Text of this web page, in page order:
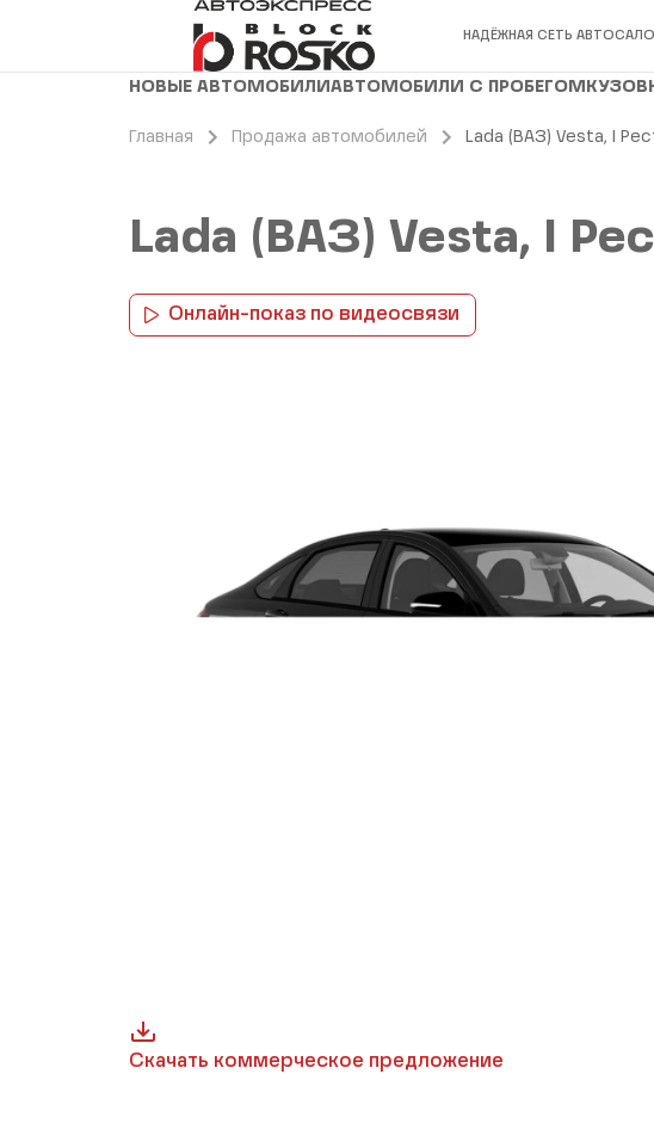
НАДЁЖНАЯ СЕТЬ
НОВЫЕ АВТОМОБИЛИ АВТОМОБИЛИ С ПРОБЕГОМ
Главная Продажа автомобилей Lada (ВАЗ) Vesta, I
Lada (ВАЗ) Vesta, I
Онлайн-показ по видеосвязи
Скачать коммерческое предложение